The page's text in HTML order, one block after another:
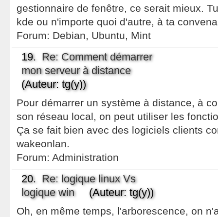
gestionnaire de fenêtre, ce serait mieux.
kde ou n'importe quoi d'autre, à ta
Forum: Debian, Ubuntu, Mint
19. Re: Comment démarrer
mon serveur à distance
(Auteur: tg(y))
Pour démarrer un système à distance, à
son réseau local, on peut utiliser les
Ça se fait bien avec des logiciels clients
wakeonlan.
Forum: Administration
20. Re: logique linux Vs
logique win(Auteur: tg(y))
Oh, en même temps, l'arborescence, on